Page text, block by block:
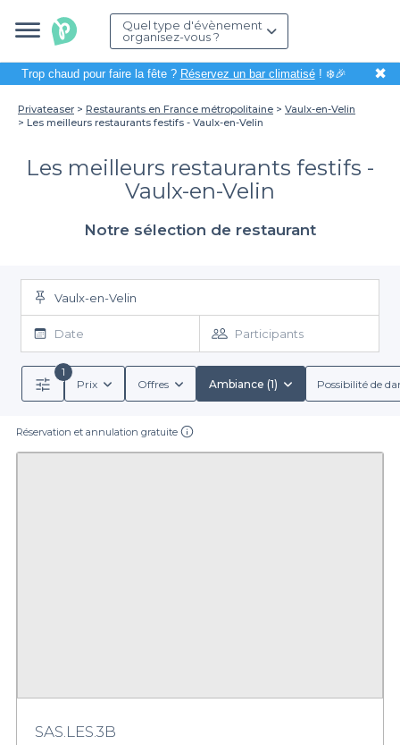
Quel type d'évènement
organisez-vous ?
Trop chaud pour faire la fête ? Réservez un bar climatisé! ❄️🎉 ✖
Privateaser Restaurants en France métropolitaine
Vaulx-en-Velin
Les meilleurs restaurants festifs - Vaulx-en-Velin
Les meilleurs restaurants festifs -
Vaulx-en-Velin
Notre sélection de restaurant
Vaulx-en-Velin
Date Participants
1
Prix
Offres Ambiance (1) Possibilité de
Réservation et annulation gratuite
SAS.LES.3B